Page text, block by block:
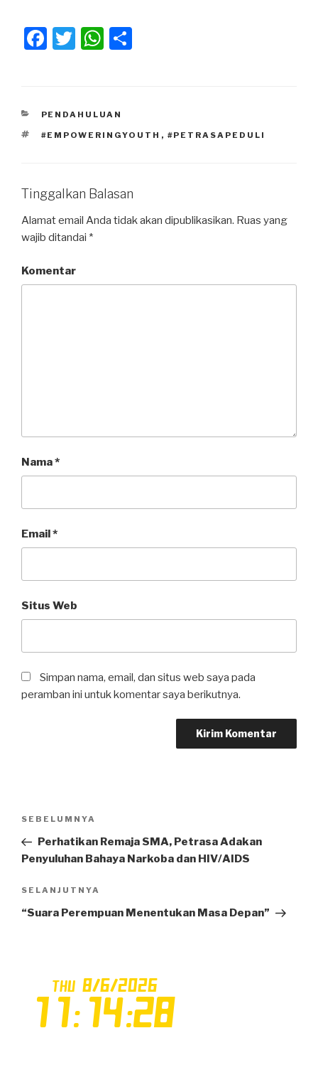
F
e
b
k
T
er
W
s
A
KATEGORI
PENDAHULUAN
TAG
#EMPOWERINGYOUTH , #PETRASAPEDULI
Tinggalkan Balasan
Alamat email Anda tidak akan dipublikasikan. Ruas yang
wajib ditandai *
Komentar
Nama*
Email*
Situs Web
Simpan nama, email, dan situs web saya pada
peramban ini untuk komentar saya berikutnya.
Navigasi
Pos
Sebelumnya
SEBELUMNYA
Perhatikan Remaja SMA, Petrasa Adakan
Penyuluhan Bahaya Narkoba dan HIV/AIDS
Pos
Selanjutnya
SELANJUTNYA
“Suara Perempuan Menentukan Masa Depan”